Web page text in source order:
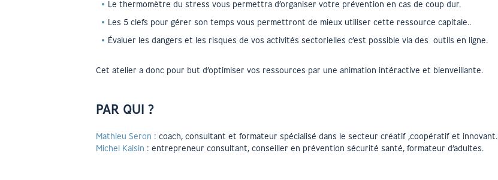
Le thermomètre du stress vous permettra d’organiser votre prévention en cas de coup dur.
Les 5 clefs pour gérer son temps vous permettront de mieux utiliser cette ressource capitale..
Évaluer les dangers et les risques de vos activités sectorielles c’est possible via des outils en ligne.
Cet atelier a donc pour but d’optimiser vos ressources par une animation intéractive et bienveillante.
PAR QUI ?
Mathieu Seron : coach, consultant et formateur spécialisé dans le secteur créatif ,coopératif et innovant.
Michel Kaisin : entrepreneur consultant, conseiller en prévention sécurité santé, formateur d’adultes.